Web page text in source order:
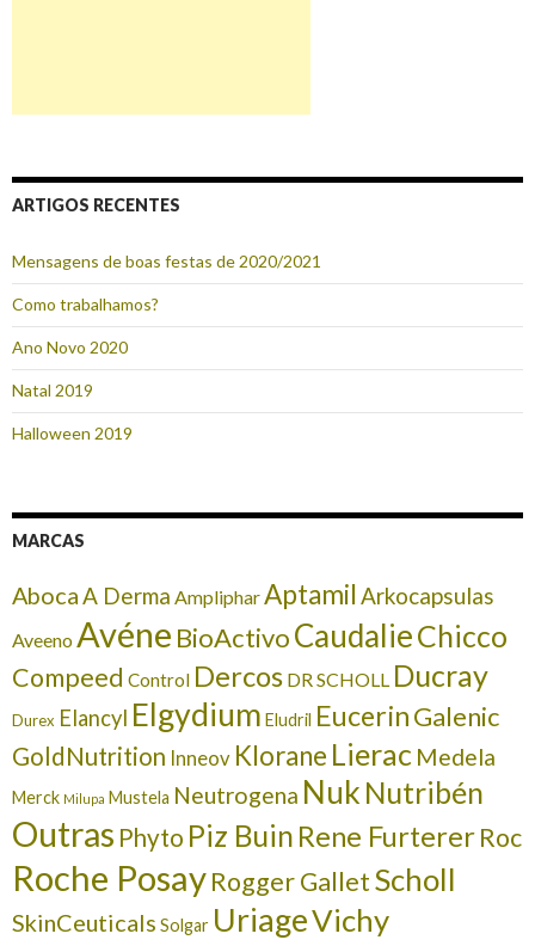
ARTIGOS RECENTES
Mensagens de boas festas de 2020/2021
Como trabalhamos?
Ano Novo 2020
Natal 2019
Halloween 2019
MARCAS
AbocaA Derma AmplipharAptamil Arkocapsulas
AveenoAvéne BioActivoCaudalieChicco
Compeed Control Dercos DR SCHOLL Ducray
Durex Elancyl Elgydium Eludril EucerinGalenic
GoldNutrition Inneov Klorane Lierac Medela
Merck Milupa Mustela Neutrogena Nuk Nutribén
Outras Phyto Piz Buin Rene FurtererRoc
Roche PosayRogger GalletScholl
SkinCeuticals Solgar UriageVichy